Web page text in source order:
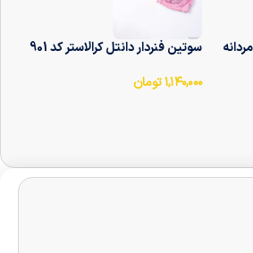
سوتین فنر‌دار دانتل کرالاستر کد 901
۱,۱۴۰,۰۰۰تومان